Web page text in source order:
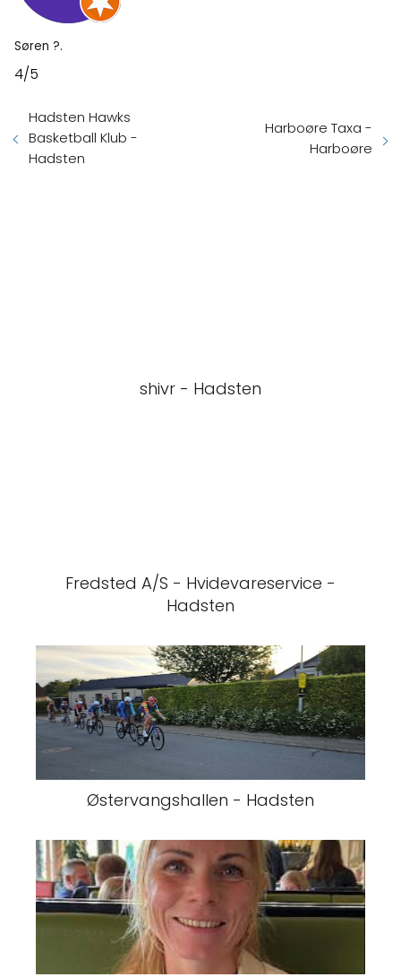
Søren ?.
4/5
Hadsten Hawks
Basketball Klub -
Hadsten
Harboøre Taxa -
Harboøre
shivr - Hadsten
Fredsted A/S - Hvidevareservice -
Hadsten
Østervangshallen - Hadsten